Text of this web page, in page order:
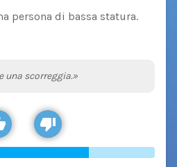
persona di bassa statura.
una scorreggia.»